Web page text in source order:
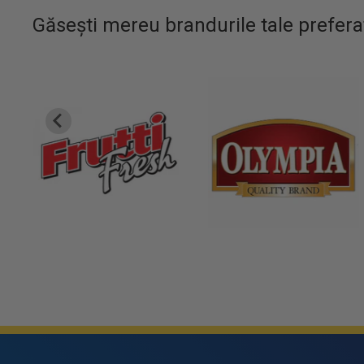
Găsești mereu brandurile tale